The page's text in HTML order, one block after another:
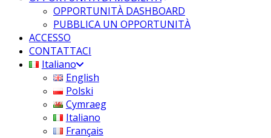
OPPORTUNITÀ DASHBOARD
PUBBLICA UN OPPORTUNITÀ
ACCESSO
CONTATTACI
Italiano
English
Polski
Cymraeg
Italiano
Français